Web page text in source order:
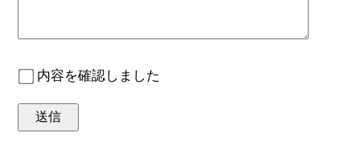
内容を確認しました